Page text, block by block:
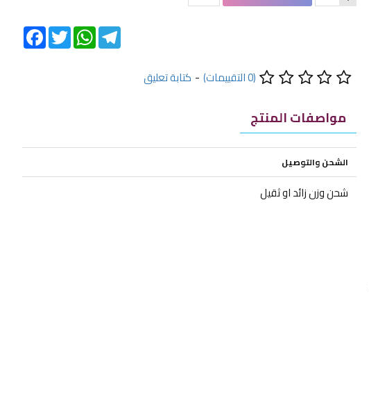
(0 التقييمات) - كتابة تعليق
FacebookTwitter
WhatsAppTelegram
مواصفات المنتج
الشحن والتوصيل
شحن وزن زائد او ثقيل